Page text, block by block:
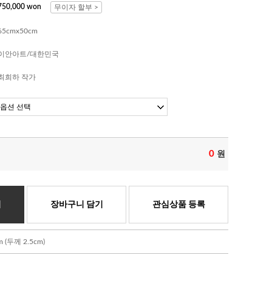
won 무이자 할부 >
안아트/대한민국
희하 작가
0 원
장바구니 담기 관심상품 등록
(두께 2.5cm)